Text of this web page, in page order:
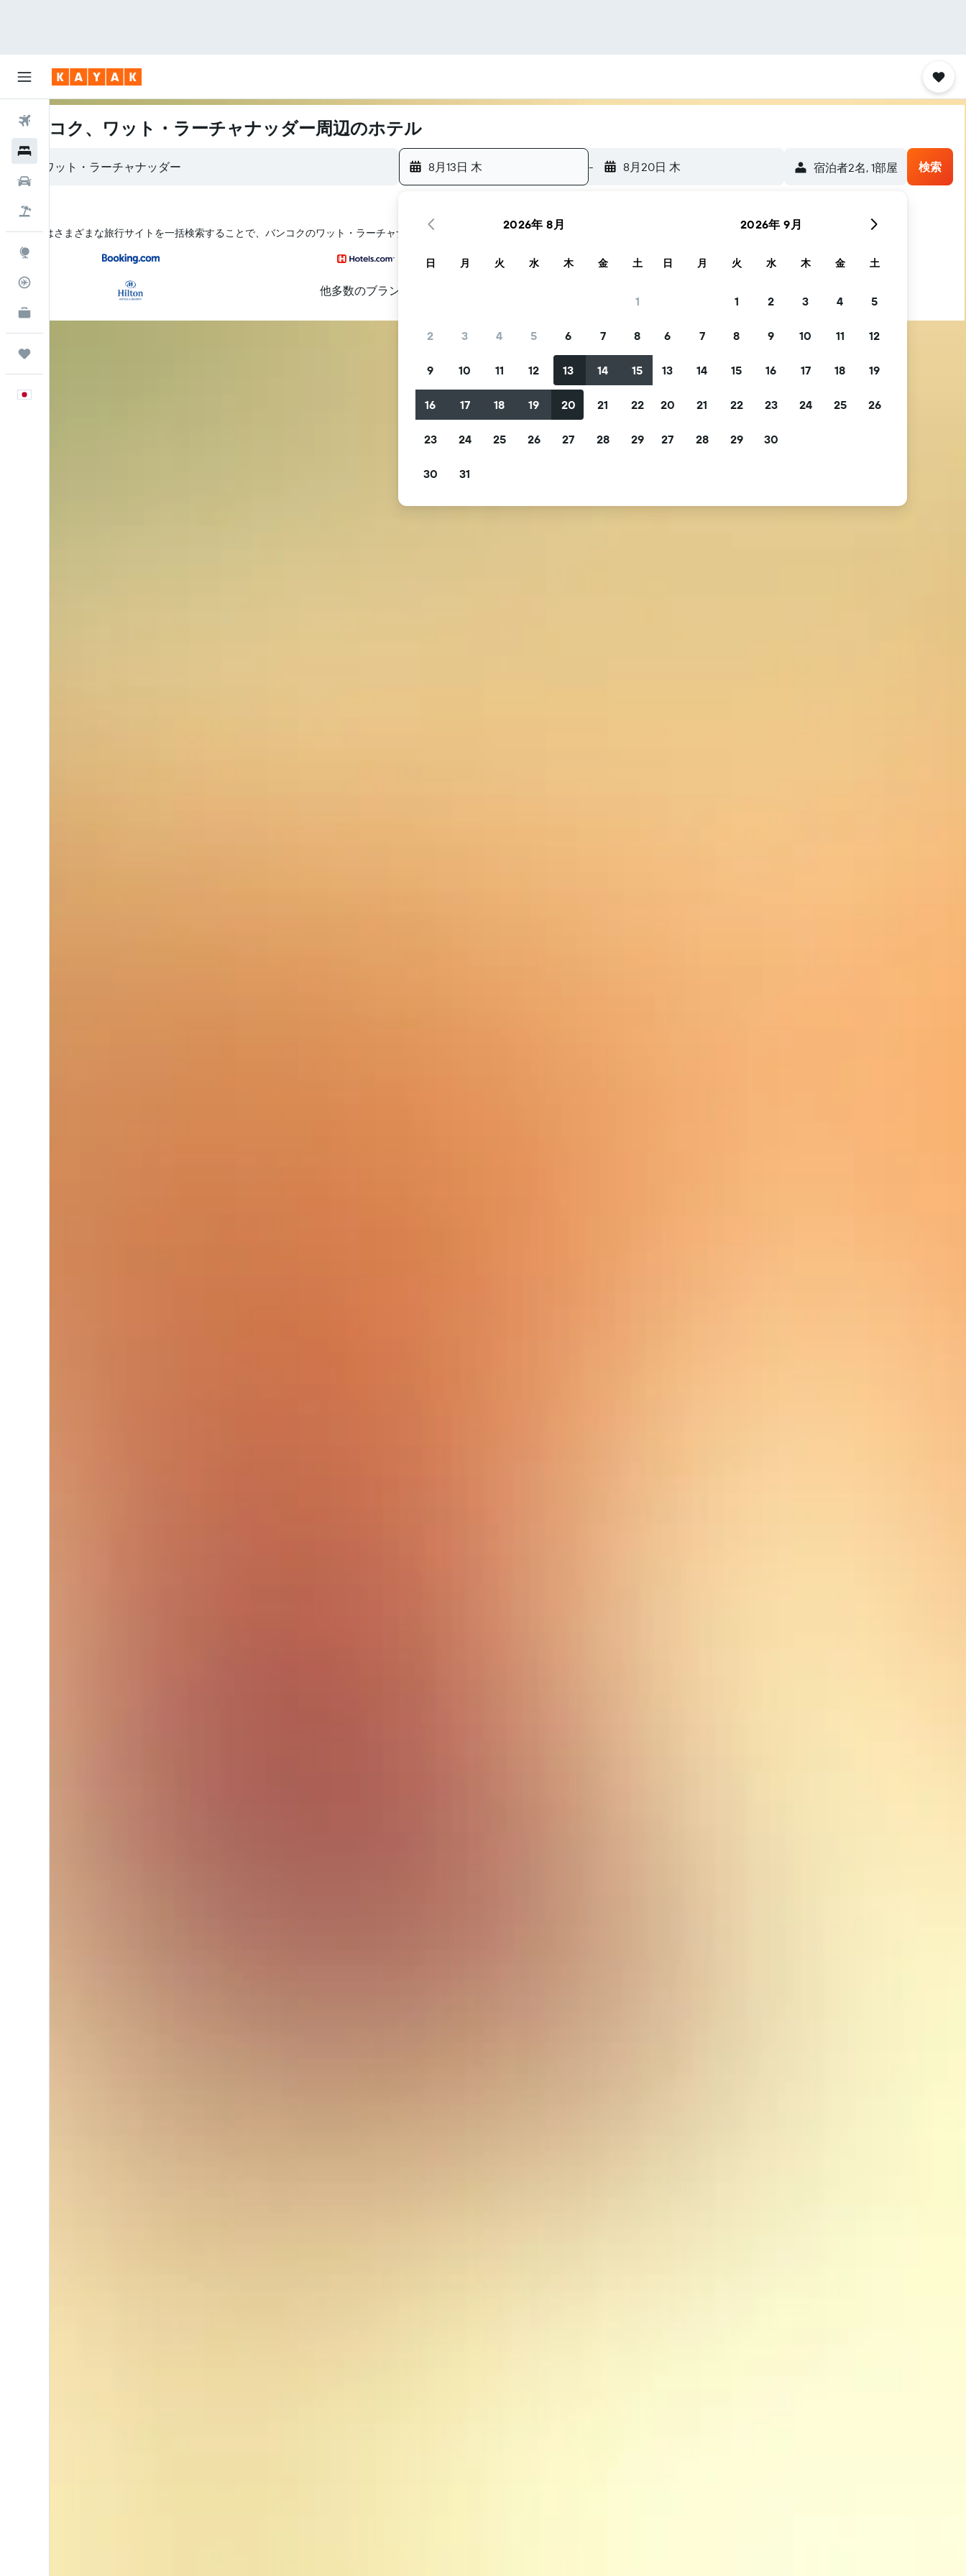
航空券
フライトトラッカー
バンコク、ワット・ラーチャナッダー周辺のホテル
8月13日 木 - 8月20日 木 宿泊者2名, 1​部屋 検索
KAYAK はさまざまな旅行サイトを一括検索することで、バンコク​のワット・ラーチャナッダー​周辺にあるホテル探しをお手伝いします
他多数のブランド
2026年 8月
日 月 火 水 木 金 土
1
2 3 4 5 6 7 8
9 10 11 12 13 14 15
16 17 18 19 20 21 22
23 24 25 26 27 28 29
30 31
2026年 9月
日 月 火 水 木 金 土
1 2 3 4 5
6 7 8 9 10 11 12
13 14 15 16 17 18 19
20 21 22 23 24 25 26
27 28 29 30